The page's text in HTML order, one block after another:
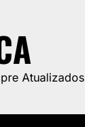
Atualizados